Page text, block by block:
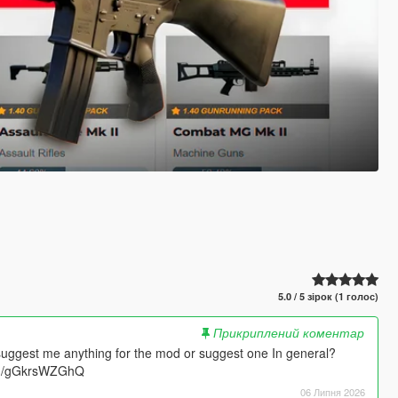
5.0 / 5 зірок (1 голос)
Прикриплений коментар
me anything for the mod or suggest one In general?
06 Липня 2026